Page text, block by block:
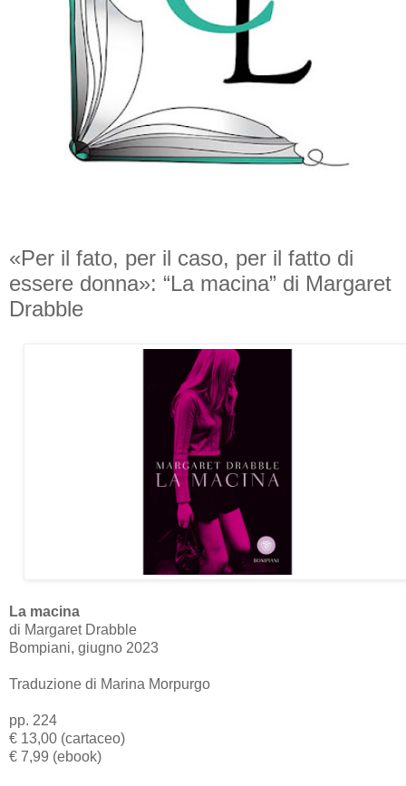
«Per il fato, per il caso, per il fatto di
essere donna»: “La macina” di Margaret
Drabble
La macina
di Margaret Drabble
Bompiani, giugno 2023
Traduzione di Marina Morpurgo
pp. 224
€ 13,00 (cartaceo)
€ 7,99 (ebook)